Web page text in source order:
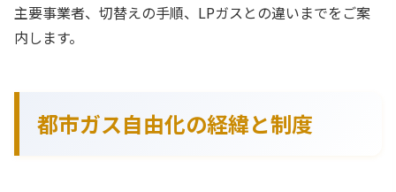
主要事業者、切替えの手順、LPガスとの違いまでをご案
内します。
都市ガス自由化の経緯と制度